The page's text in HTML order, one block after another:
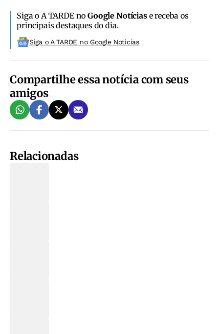
Siga o A TARDE noGoogle Notíciase receba os
principais destaques do dia.
Siga o A TARDE no Google Noticias
Compartilhe essa notícia com seus
amigos
Relacionadas